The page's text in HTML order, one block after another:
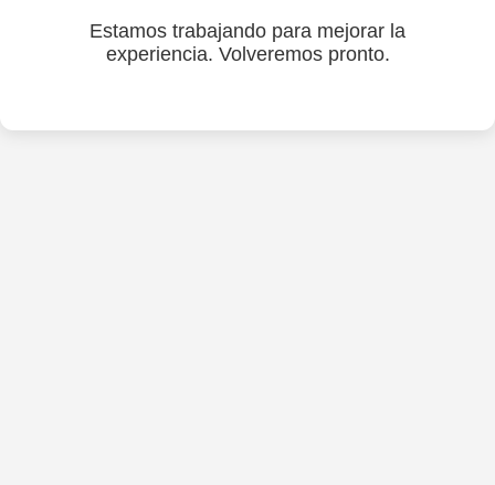
Estamos trabajando para mejorar la
experiencia. Volveremos pronto.